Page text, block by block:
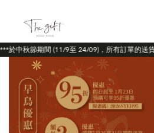
中秋節期間 (11/9至 24/09)，所有訂單的送貨